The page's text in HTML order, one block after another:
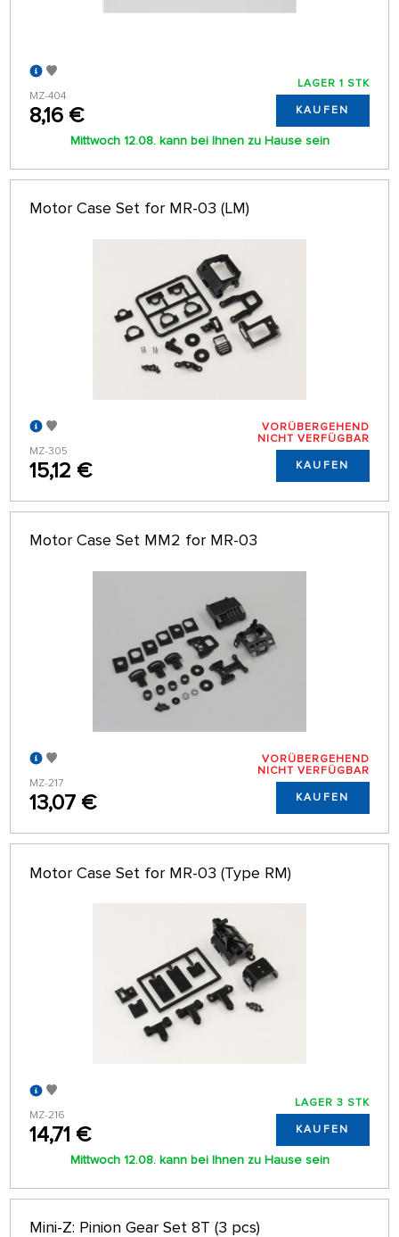
MZ-404
8,16 €
LAGER 1 STK
KAUFEN
Mittwoch 12.08. kann bei Ihnen zu Hause sein
Motor Case Set for MR-03 (LM)
MZ-305
15,12 €
VORÜBERGEHEND
NICHT VERFÜGBAR
KAUFEN
Motor Case Set MM2 for MR-03
MZ-217
13,07 €
VORÜBERGEHEND
NICHT VERFÜGBAR
KAUFEN
Motor Case Set for MR-03 (Type RM)
MZ-216
14,71 €
LAGER 3 STK
KAUFEN
Mittwoch 12.08. kann bei Ihnen zu Hause sein
Mini-Z: Pinion Gear Set 8T (3 pcs)